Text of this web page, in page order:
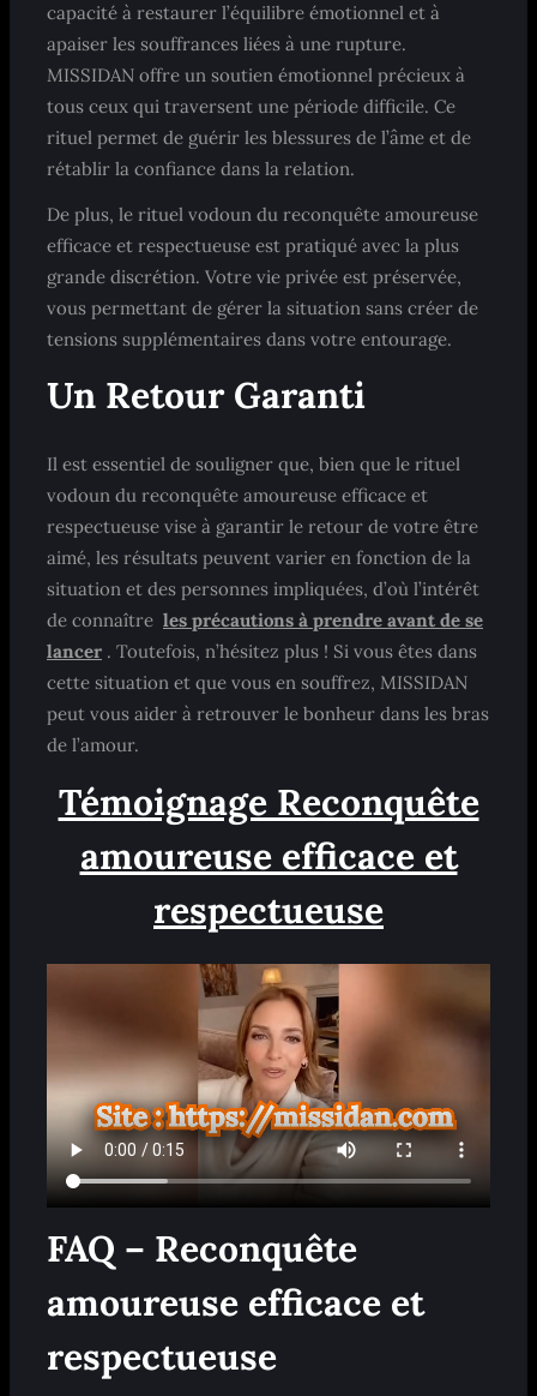
capacité à restaurer l’équilibre émotionnel et à
apaiser les souffrances liées à une rupture.
MISSIDAN offre un soutien émotionnel précieux à
tous ceux qui traversent une période difficile. Ce
rituel permet de guérir les blessures de l’âme et de
rétablir la confiance dans la relation.
De plus, le rituel vodoun du reconquête amoureuse
efficace et respectueuse est pratiqué avec la plus
grande discrétion. Votre vie privée est préservée,
vous permettant de gérer la situation sans créer de
tensions supplémentaires dans votre entourage.
Un Retour Garanti
Il est essentiel de souligner que, bien que le rituel
vodoun du reconquête amoureuse efficace et
respectueuse vise à garantir le retour de votre être
aimé, les résultats peuvent varier en fonction de la
situation et des personnes impliquées, d’où l’intérêt
de connaître les précautions à prendre avant de se
lancer . Toutefois, n’hésitez plus ! Si vous êtes dans
cette situation et que vous en souffrez, MISSIDAN
peut vous aider à retrouver le bonheur dans les bras
de l’amour.
Témoignage Reconquête
amoureuse efficace et
respectueuse
FAQ – Reconquête
amoureuse efficace et
respectueuse